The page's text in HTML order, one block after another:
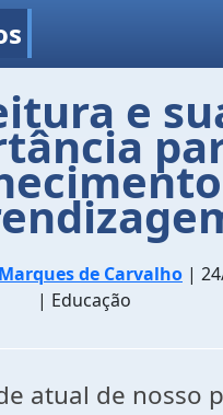
e
de Carvalho |
| Educação
atual de nosso